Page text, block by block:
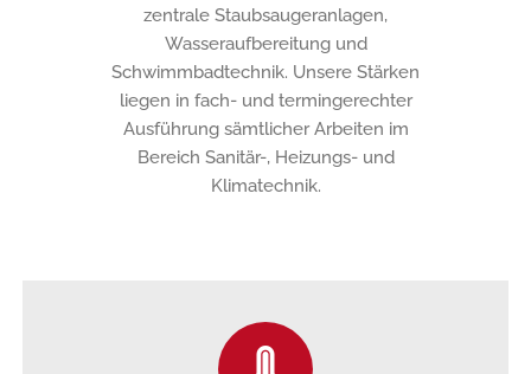
zentrale Staubsaugeranlagen,
Wasseraufbereitung und
Schwimmbadtechnik. Unsere Stärken
liegen in fach- und termingerechter
Ausführung sämtlicher Arbeiten im
Bereich Sanitär-, Heizungs- und
Klimatechnik.